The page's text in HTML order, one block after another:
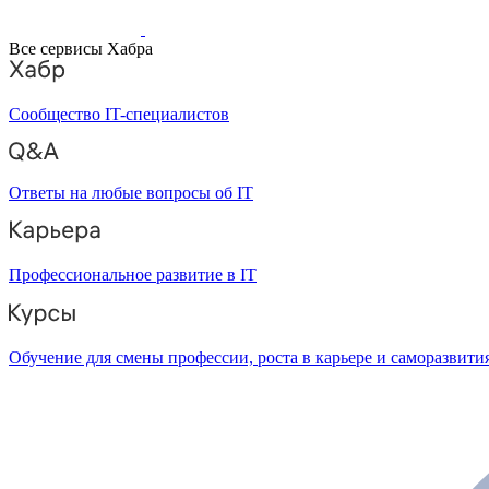
Все сервисы Хабра
Сообщество IT-специалистов
Ответы на любые вопросы об IT
Профессиональное развитие в IT
Обучение для смены профессии, роста в карьере и